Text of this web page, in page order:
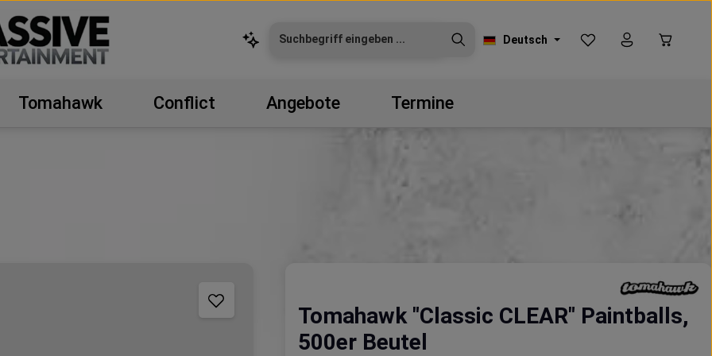
Deutsch
Du hast 0 Produkte
Tomahawk Conflict Angebote Termine
Tomahawk "Classic CLEAR" Paintballs,
500er Beutel